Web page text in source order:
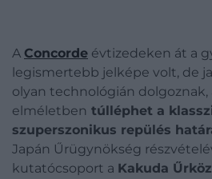
A Concorde évtizedeken át a
legismertebb jelképe volt, de
olyan technológián dolgoznak,
elméletben túlléphet a
szuperszonikus repülés
Japán Űrügynökség
kutatócsoport a Kakuda